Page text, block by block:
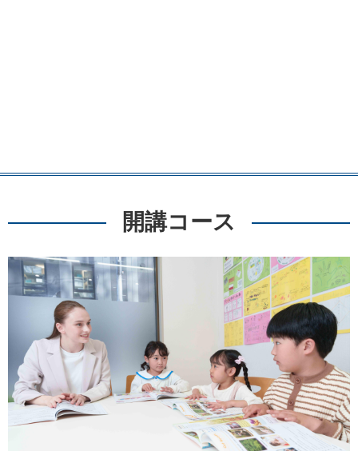
開講コース